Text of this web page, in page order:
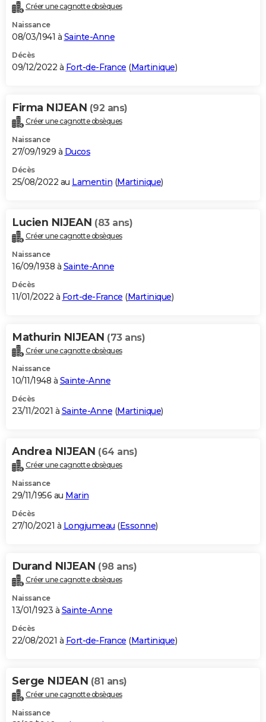
Créer une cagnotte obsèques
Naissance
08/03/1941 à Sainte-Anne
Décès
09/12/2022 à Fort-de-France (Martinique)
Firma NIJEAN (92 ans)
Créer une cagnotte obsèques
Naissance
27/09/1929 à Ducos
Décès
25/08/2022 au Lamentin (Martinique)
Lucien NIJEAN (83 ans)
Créer une cagnotte obsèques
Naissance
16/09/1938 à Sainte-Anne
Décès
11/01/2022 à Fort-de-France (Martinique)
Mathurin NIJEAN (73 ans)
Créer une cagnotte obsèques
Naissance
10/11/1948 à Sainte-Anne
Décès
23/11/2021 à Sainte-Anne (Martinique)
Andrea NIJEAN (64 ans)
Créer une cagnotte obsèques
Naissance
29/11/1956 au Marin
Décès
27/10/2021 à Longjumeau (Essonne)
Durand NIJEAN (98 ans)
Créer une cagnotte obsèques
Naissance
13/01/1923 à Sainte-Anne
Décès
22/08/2021 à Fort-de-France (Martinique)
Serge NIJEAN (81 ans)
Créer une cagnotte obsèques
Naissance